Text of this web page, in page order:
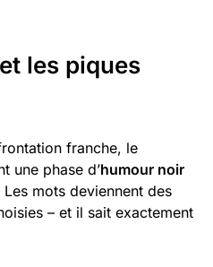
les piques
franche, le
une phase d’humour noir
Les mots deviennent des
– et il sait exactement